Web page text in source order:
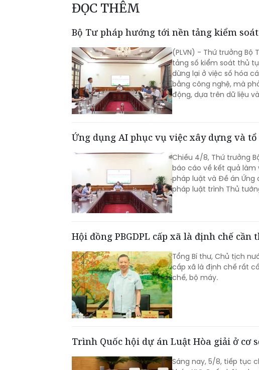
ĐỌC THÊM
Bộ Tư pháp hướng tới nền tảng kiểm
(PLVN) - Thứ trưởng Bộ
tảng số kiểm soát thủ
dừng lại ở việc số hóa
bằng công nghệ, mà
động, dựa trên dữ liệu
Ứng dụng AI phục vụ việc xây dựng và
Chiều 4/8, Thứ trưởng
báo cáo về kết quả làm
pháp luật và Đề án
pháp luật trình Thủ
Hội đồng PBGDPL cấp xã là định chế
Tổng Bí thư, Chủ tịch
cấp xã là định chế rất
chế, bộ máy.
Trình Quốc hội dự án Luật Hòa giải ở cơ
Sáng nay, 5/8, tiếp tục